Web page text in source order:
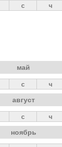
с ч
май
с ч
август
с ч
ноябрь